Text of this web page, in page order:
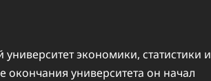
экономики, статистики и
университета он начал